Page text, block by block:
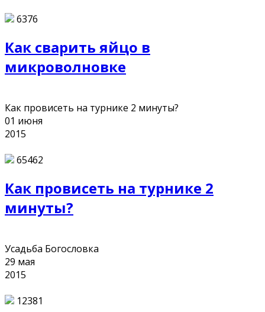
6376
Как сварить яйцо в
микроволновке
Как провисеть на турнике 2 минуты?
01 июня
2015
65462
Как провисеть на турнике 2
минуты?
Усадьба Богословка
29 мая
2015
12381